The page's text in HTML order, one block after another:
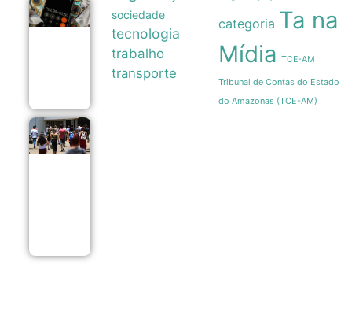
Endividamento
das famílias
brasileiras
atinge recorde
de 82% em
julho
sociedade
tecnologia
trabalho
transporte
categoria Ta na
Mídia TCE-AM
Tribunal de Contas do Estado
do Amazonas (TCE-AM)